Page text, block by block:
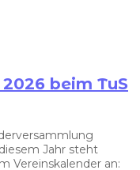
beim TuS
Jahr steht
Vereinskalender an: